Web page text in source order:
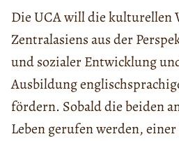
Die UCA will die kulturellen
Zentralasiens aus der
und sozialer Entwicklung
Ausbildung
fördern. Sobald die beiden
Leben gerufen werden,